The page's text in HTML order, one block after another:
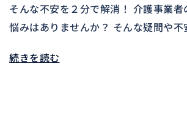
そんな不安を２分で解消！ 介護事業
悩みはありませんか？ そんな疑問や
続きを読む